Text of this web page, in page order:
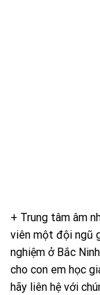
+ Trung tâm âm
viên một đội ngũ
nghiệm ở Bắc
cho con em học
hãy liên hệ với